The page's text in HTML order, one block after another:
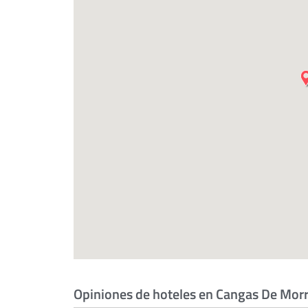
Opiniones de hoteles en Cangas De